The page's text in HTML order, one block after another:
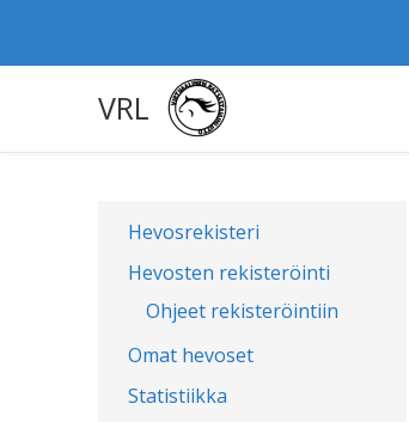
VRL
Hevosrekisteri
Hevosten rekisteröinti
Ohjeet rekisteröintiin
Omat hevoset
Statistiikka